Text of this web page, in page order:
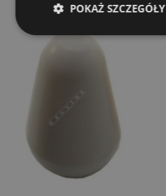
Mayones PST 6 WHI
POKAŻ SZCZEGÓŁY